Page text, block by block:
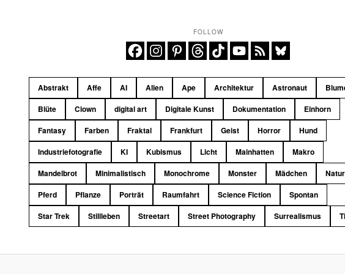
FOLLOW
Abstrakt Affe AI Alien Ape Architektur Astronaut
Blüte
Clown digital art Digitale Kunst Dokumentation
Einhorn
Fantasy
Farben Fraktal Frankfurt Geist Horror
Hund
Industriefotografie
KI Kubismus Licht Mainhatten
Makro
Mandelbrot
Minimalistisch Monochrome Monster Mädchen
Natur
Pferd
Pflanze Porträt Raumfahrt Science Fiction
Spontan
Star Trek
Stillleben Streetart Street Photography Surrealismus